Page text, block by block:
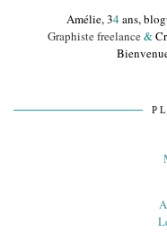
Amélie, 34ans,
Graphiste freelance&